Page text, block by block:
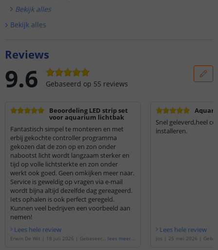
Bekijk alles
Bekijk alles
Reviews
9.6 Gebaseerd op 55 reviews
Beoordeling LED strip set
voor aquarium lichtbak
Fantastisch simpel te monteren en met
erbij gekochte controller programma
gekozen dat de zon op en zon onder
nabootst licht wordt langzaam sterker en
tijd op volle lichtsterkte en zon onder
werkt ook goed. Geen omkijken meer naar.
Service is geweldig op vragen via e-mail
wordt bijna altijd dezelfde dag gereageerd.
Iets ophalen is ook perfect geregeld.
Kunnen veel bedrijven een voorbeeld aan
nemen!
Lees hele review
Erwin De Wit | 18 juli 2026 | Gebaseerd
lees meer...
Snel geleverd,heel
installeren.
Lees hele review
Jos | 25 mei 2026 |